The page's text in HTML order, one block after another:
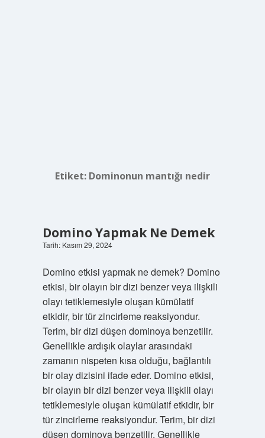
Etiket: Dominonun mantığı nedir
Domino Yapmak Ne Demek
Tarih: Kasım 29, 2024
Domino etkisi yapmak ne demek? Domino
etkisi, bir olayın bir dizi benzer veya ilişkili
olayı tetiklemesiyle oluşan kümülatif
etkidir, bir tür zincirleme reaksiyondur.
Terim, bir dizi düşen dominoya benzetilir.
Genellikle ardışık olaylar arasındaki
zamanın nispeten kısa olduğu, bağlantılı
bir olay dizisini ifade eder. Domino etkisi,
bir olayın bir dizi benzer veya ilişkili olayı
tetiklemesiyle oluşan kümülatif etkidir, bir
tür zincirleme reaksiyondur. Terim, bir dizi
düşen dominoya benzetilir. Genellikle